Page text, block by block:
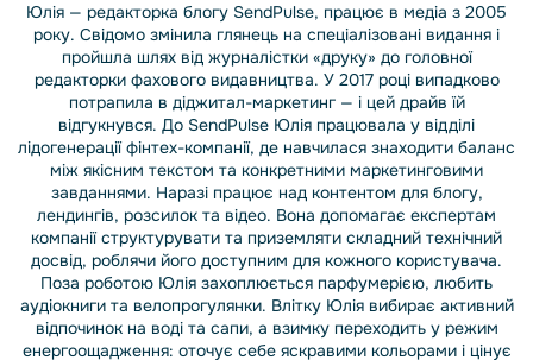
Юлія — редакторка блогу SendPulse, працює в медіа з 2005
року. Свідомо змінила глянець на спеціалізовані видання і
пройшла шлях від журналістки «друку» до головної
редакторки фахового видавництва. У 2017 році випадково
потрапила в діджитал-маркетинг — і цей драйв їй
відгукнувся. До SendPulse Юлія працювала у відділі
лідогенерації фінтех-компанії, де навчилася знаходити баланс
між якісним текстом та конкретними маркетинговими
завданнями. Наразі працює над контентом для блогу,
лендингів, розсилок та відео. Вона допомагає експертам
компанії структурувати та приземляти складний технічний
досвід, роблячи його доступним для кожного користувача.
Поза роботою Юлія захоплюється парфумерією, любить
аудіокниги та велопрогулянки. Влітку Юлія вибирає активний
відпочинок на воді та сапи, а взимку переходить у режим
енергоощадження: оточує себе яскравими кольорами і цінує